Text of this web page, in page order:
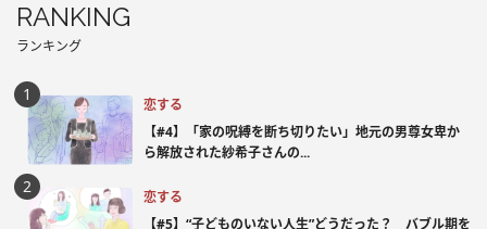
RANKING
ランキング
恋する
【#4】「家の呪縛を断ち切りたい」地元の男尊女卑か
ら解放された紗希子さんの...
恋する
【#5】“子どものいない人生”どうだった？ バブル期を